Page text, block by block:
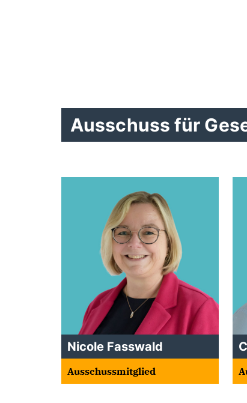
Ausschuss für
Nicole Fasswald
Ausschussmitglied